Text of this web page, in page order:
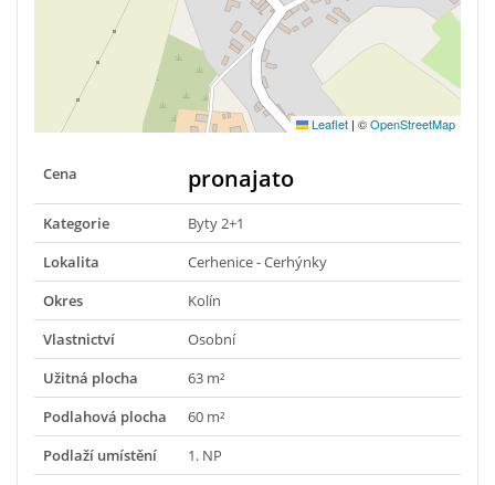
Leaflet | ©OpenStreetMap
Cena pronajato
Kategorie
Byty 2+1
Lokalita
Cerhenice - Cerhýnky
Okres
Kolín
Vlastnictví
Osobní
Užitná plocha
63 m²
Podlahová plocha
60 m²
Podlaží umístění
1. NP